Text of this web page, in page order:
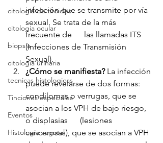
citologia de tiroides
citologia ocular
biopsia
citologia urinaria
tecnicas histologicas
Tinciones especiales
Eventos
Histologia vegetal
infección que se transmite por vía
sexual. Se trata de la más
frecuente de      las llamadas ITS
(Infecciones de Transmisión
Sexual).
¿Cómo se manifiesta? La infección
puede revelarse de dos formas:
condilomas o verrugas, que se
asocian a los VPH de bajo riesgo,
o displasias      (lesiones
cancerosas), que se asocian a VPH